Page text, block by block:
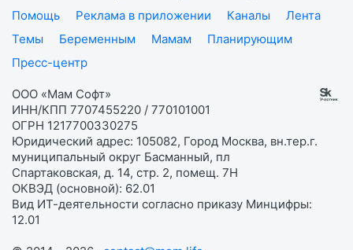
Помощь
Реклама в приложении Каналы
Лента
Темы
Беременным Мамам
Планирующим
Пресс-центр
ООО «Мам Софт»
ИНН/КПП 7707455220 / 770101001
ОГРН 1217700330275
Юридический адрес: 105082, Город Москва, вн.тер.г.
муниципальный округ Басманный, пл
Спартаковская, д. 14, стр. 2, помещ. 7Н
ОКВЭД (основной): 62.01
Вид ИТ-деятельности согласно приказу Минцифры:
12.01